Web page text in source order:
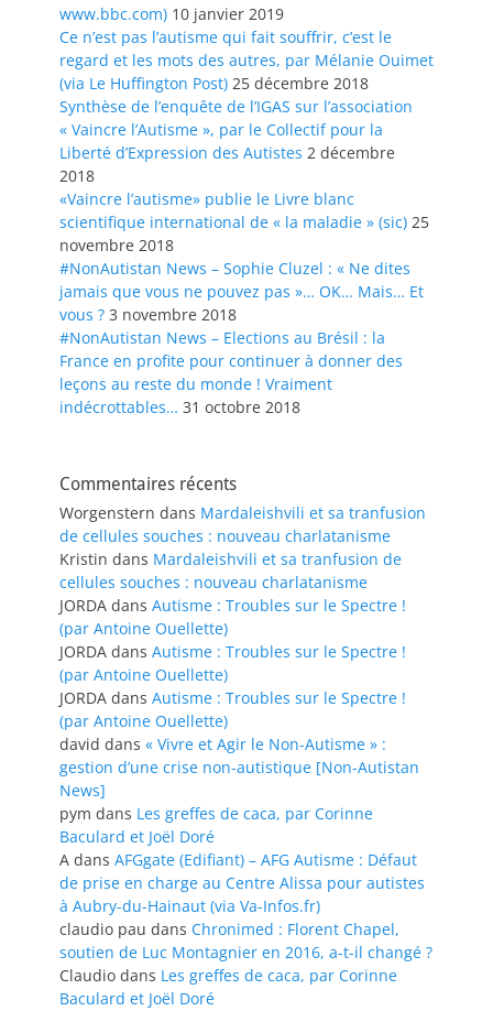
www.bbc.com) 10 janvier 2019
Ce n’est pas l’autisme qui fait souffrir, c’est le
regard et les mots des autres, par Mélanie Ouimet
(via Le Huffington Post) 25 décembre 2018
Synthèse de l’enquête de l’IGAS sur l’association
« Vaincre l’Autisme », par le Collectif pour la
Liberté d’Expression des Autistes 2 décembre
2018
«Vaincre l’autisme» publie le Livre blanc
scientifique international de « la maladie » (sic) 25
novembre 2018
#NonAutistan News – Sophie Cluzel : « Ne dites
jamais que vous ne pouvez pas »… OK… Mais… Et
vous ? 3 novembre 2018
#NonAutistan News – Elections au Brésil : la
France en profite pour continuer à donner des
leçons au reste du monde ! Vraiment
indécrottables… 31 octobre 2018
Commentaires récents
Worgenstern dans Mardaleishvili et sa tranfusion
de cellules souches : nouveau charlatanisme
Kristin dans Mardaleishvili et sa tranfusion de
cellules souches : nouveau charlatanisme
JORDA dans Autisme : Troubles sur le Spectre !
(par Antoine Ouellette)
JORDA dans Autisme : Troubles sur le Spectre !
(par Antoine Ouellette)
JORDA dans Autisme : Troubles sur le Spectre !
(par Antoine Ouellette)
david dans « Vivre et Agir le Non-Autisme » :
gestion d’une crise non-autistique [Non-Autistan
News]
pym dans Les greffes de caca, par Corinne
Baculard et Joël Doré
A dans AFGgate (Edifiant) – AFG Autisme : Défaut
de prise en charge au Centre Alissa pour autistes
à Aubry-du-Hainaut (via Va-Infos.fr)
claudio pau dans Chronimed : Florent Chapel,
soutien de Luc Montagnier en 2016, a-t-il changé ?
Claudio dans Les greffes de caca, par Corinne
Baculard et Joël Doré